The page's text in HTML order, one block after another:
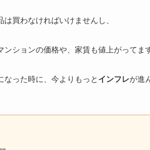
買わなければいけませんし、
ンションの価格や、家賃も値上がってま
なった時に、今よりもっと インフレが進